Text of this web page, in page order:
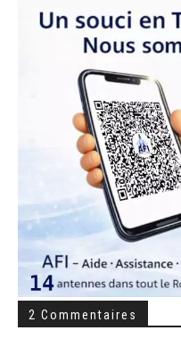
2 Commentaires